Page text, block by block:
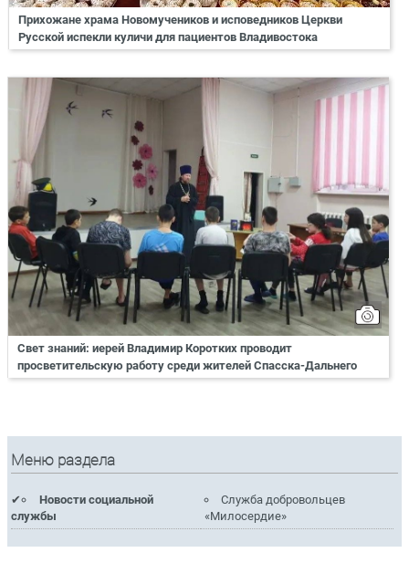
Прихожане храма Новомучеников и исповедников Церкви
Русской испекли куличи для пациентов Владивостока
Свет знаний: иерей Владимир Коротких проводит
просветительскую работу среди жителей Спасска-Дальнего
Меню раздела
Новости социальной
службы
Служба добровольцев
«Милосердие»